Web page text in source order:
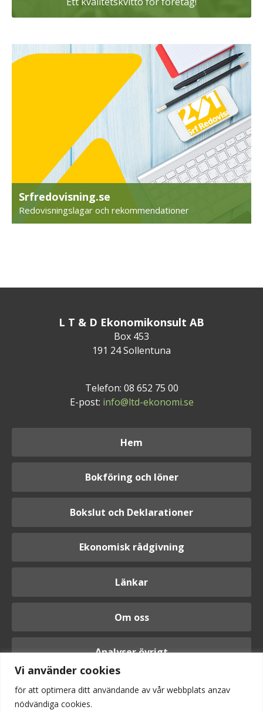
Vi använder cookies
för att optimera ditt användande av vår webbplats anzav
nödvändiga cookies.
Srfredovisning.se
Redovisningslagar och rekommendationer
L T & D Ekonomikonsult AB
Box 453
191 24 Sollentuna
Telefon: 08 652 75 00
E-post: info@ltd-ekonomi.se
Hem
Bokföring och löner
Bokslut och Deklarationer
Ekonomisk rådgivning
Länkar
Om oss
Analyser övrigt